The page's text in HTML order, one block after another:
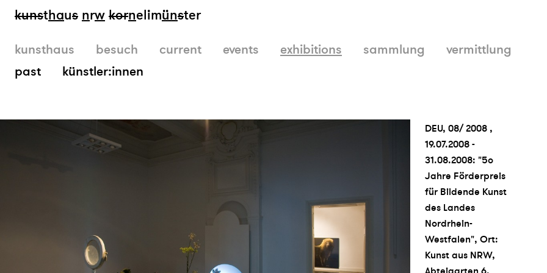
kunsthaus nrw kornelimünster
kunsthaus besuch current events
exhibitions
past
künstler:innen
sammlung vermittlung
DEU, 08/ 2008 ,
19.07.2008 -
31.08.2008: "5o
Jahre Förderpreis
für Bildende Kunst
des Landes
Nordrhein-
Westfalen", Ort:
Kunst aus NRW,